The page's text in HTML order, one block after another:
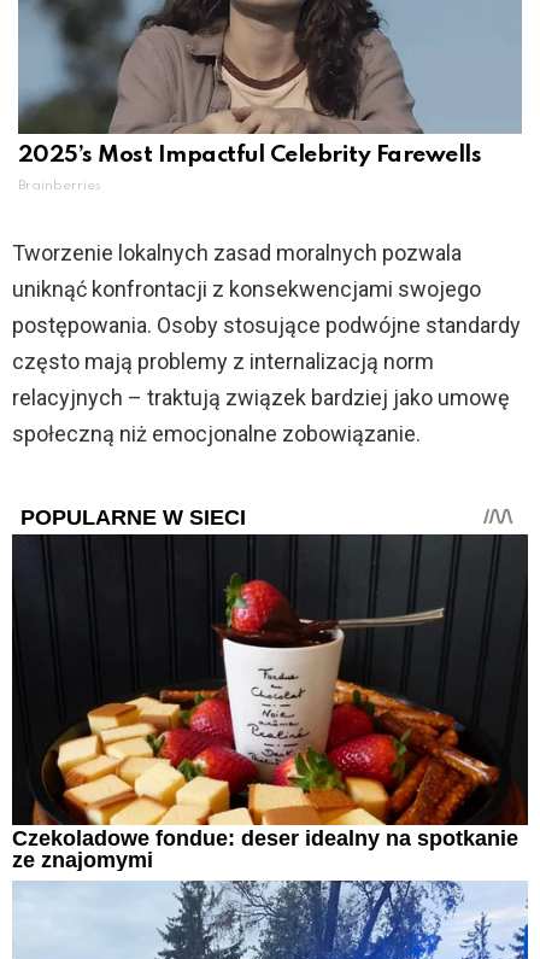
2025’s Most Impactful Celebrity Farewells
Brainberries
Tworzenie lokalnych zasad moralnych pozwala
uniknąć konfrontacji z konsekwencjami swojego
postępowania. Osoby stosujące podwójne standardy
często mają problemy z internalizacją norm
relacyjnych – traktują związek bardziej jako umowę
społeczną niż emocjonalne zobowiązanie.
POPULARNE W SIECI
Czekoladowe fondue: deser idealny na spotkanie
ze znajomymi